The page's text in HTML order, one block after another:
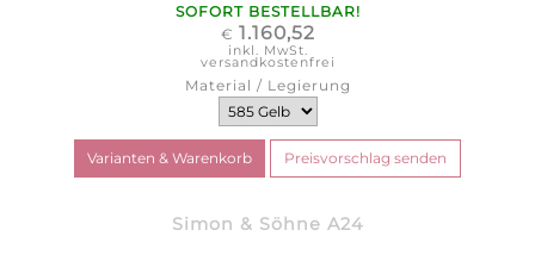
SOFORT BESTELLBAR!
€ 1.160,52
inkl. MwSt.
versandkostenfrei
Material / Legierung
Simon & Söhne A24